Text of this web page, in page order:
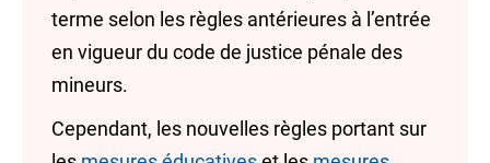
terme selon les règles antérieures à l’entrée
en vigueur du code de justice pénale des
mineurs.
Cependant, les nouvelles règles portant sur